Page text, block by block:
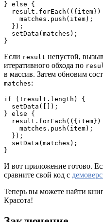
} else {
}
Если result непустой,
итеративного обхода по
в массив. Затем обновим
matches:
if (!result.length) {
} else {
}
И вот приложение готово.
сравните свой код с
Теперь вы можете найти
Красота!